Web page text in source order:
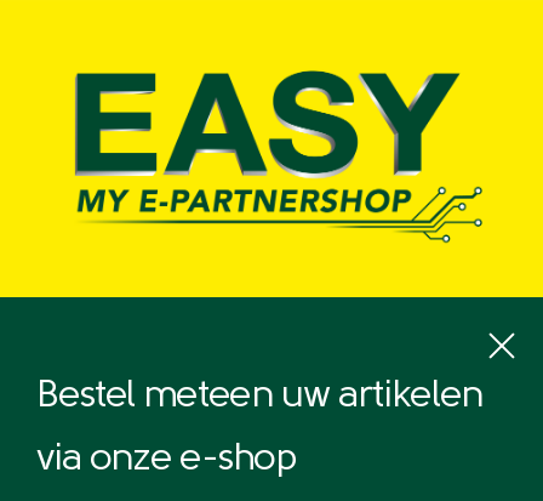
Bestel meteen uw artikelen
via onze e-shop